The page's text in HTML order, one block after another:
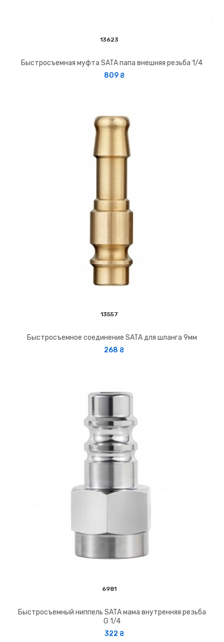
13623
Быстросъемная муфта SATA папа внешняя резьба 1/4
809 ₴
13557
Быстросъемное соединение SATA для шланга 9мм
268 ₴
6981
Быстросъемный ниппель SATA мама внутренняя резьба
G 1/4
322 ₴